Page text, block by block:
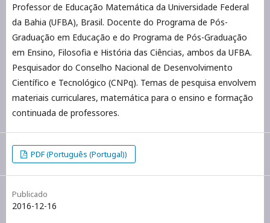
Professor de Educação Matemática da Universidade Federal
da Bahia (UFBA), Brasil. Docente do Programa de Pós-
Graduação em Educação e do Programa de Pós-Graduação
em Ensino, Filosofia e História das Ciências, ambos da UFBA.
Pesquisador do Conselho Nacional de Desenvolvimento
Científico e Tecnológico (CNPq). Temas de pesquisa envolvem
materiais curriculares, matemática para o ensino e formação
continuada de professores.
PDF (Português (Portugal))
Publicado
2016-12-16